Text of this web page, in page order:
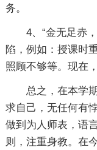
务。
4、“金无足赤，
陷，例如：授课时
照顾不够等。现在
总之，在本学期
求自己，无任何有
做到为人师表，语
则，注重身教。在